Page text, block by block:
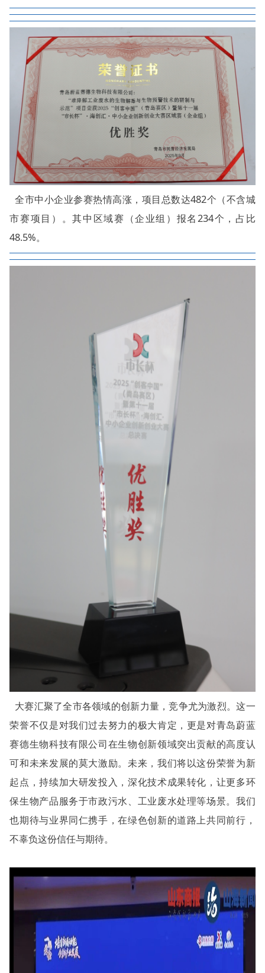
全市中小企业参赛热情高涨，项目总数达482个（不含城
市赛项目）。其中区域赛（企业组）报名234个，占比
48.5%。
大赛汇聚了全市各领域的创新力量，竞争尤为激烈。这一
荣誉不仅是对我们过去努力的极大肯定，更是对青岛蔚蓝
赛德生物科技有限公司在生物创新领域突出贡献的高度认
可和未来发展的莫大激励。未来，我们将以这份荣誉为新
起点，持续加大研发投入，深化技术成果转化，让更多环
保生物产品服务于市政污水、工业废水处理等场景。我们
也期待与业界同仁携手，在绿色创新的道路上共同前行，
不辜负这份信任与期待。